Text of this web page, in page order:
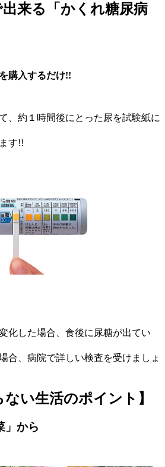
出来る「かくれ糖尿病
購入するだけ!!
、約１時間後にとった尿を試験紙に
す!!
化した場合、食後に尿糖が出てい
合、病院で詳しい検査を受けましょ
ない生活のポイント】
」から